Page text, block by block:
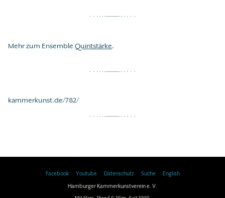
Mehr zum Ensemble Quintstärke.
kammerkunst.de/782/
Facebook Youtube Datenschutz Suche
English
Hamburger Kammerkunstverein e. V.